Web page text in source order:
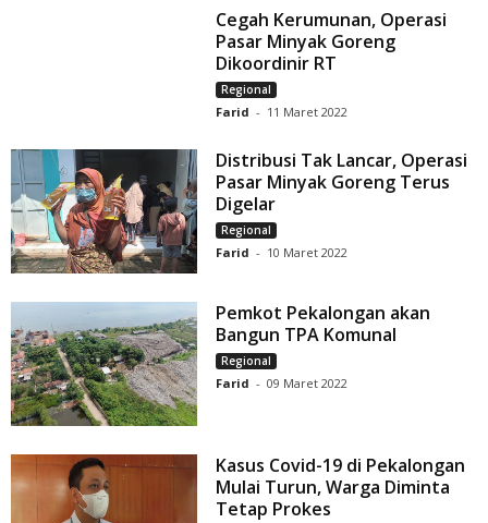
Cegah Kerumunan, Operasi
Pasar Minyak Goreng
Dikoordinir RT
Regional
Farid - 11 Maret 2022
Distribusi Tak Lancar, Operasi
Pasar Minyak Goreng Terus
Digelar
Regional
Farid - 10 Maret 2022
Pemkot Pekalongan akan
Bangun TPA Komunal
Regional
Farid - 09 Maret 2022
Kasus Covid-19 di Pekalongan
Mulai Turun, Warga Diminta
Tetap Prokes